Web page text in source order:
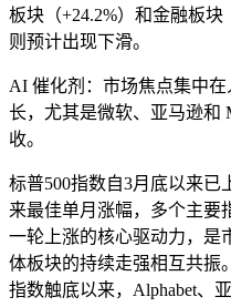
板块（+24.2%）和金融板块
则预计出现下滑。
AI 催化剂：市场焦点集中
长，尤其是微软、亚马逊和
收。
标普500指数自3月底以来已
来最佳单月涨幅，多个主要
一轮上涨的核心驱动力，是
体板块的持续走强相互共振
指数触底以来，Alphabet、